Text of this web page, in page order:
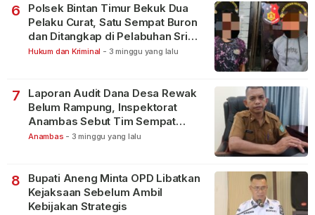
6
Polsek Bintan Timur Bekuk Dua
Pelaku Curat, Satu Sempat Buron
dan Ditangkap di Pelabuhan Sri
Bintan Pura
Hukum dan Kriminal - 3 minggu yang lalu
7
Laporan Audit Dana Desa Rewak
Belum Rampung, Inspektorat
Anambas Sebut Tim Sempat
Terbagi Tangani Kasus Lain
Anambas - 3 minggu yang lalu
8
Bupati Aneng Minta OPD Libatkan
Kejaksaan Sebelum Ambil
Kebijakan Strategis